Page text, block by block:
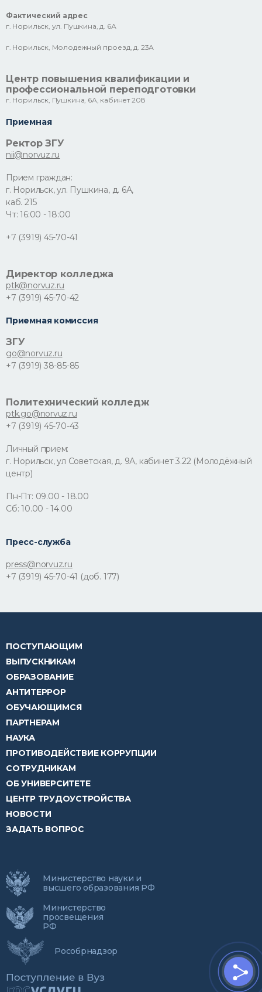
Фактический адрес
г. Норильск, ул. Пушкина, д. 6А
г. Норильск, Молодежный проезд, д. 23А
Центр повышения квалификации и
профессиональной переподготовки
г. Норильск, Пушкина, 6А, кабинет 208
Приемная
Ректор ЗГУ
nii@norvuz.ru
Прием граждан:
г. Норильск, ул. Пушкина, д. 6А,
каб. 215
Чт: 16:00 - 18:00
+7 (3919) 45-70-41
Директор колледжа
ptk@norvuz.ru
+7 (3919) 45-70-42
Приемная комиссия
ЗГУ
go@norvuz.ru
+7 (3919) 38-85-85
Политехнический колледж
ptk.go@norvuz.ru
+7 (3919) 45-70-43
Личный прием:
г. Норильск, ул Советская, д. 9А, кабинет 3.22 (Молодёжный
центр)
Пн-Пт: 09.00 - 18.00
Сб: 10.00 - 14.00
Пресс-служба
press@norvuz.ru
+7 (3919) 45-70-41 (доб. 177)
ПОСТУПАЮЩИМ
ВЫПУСКНИКАМ
ОБРАЗОВАНИЕ
АНТИТЕРРОР
ОБУЧАЮЩИМСЯ
ПАРТНЕРАМ
НАУКА
ПРОТИВОДЕЙСТВИЕ КОРРУПЦИИ
СОТРУДНИКАМ
ОБ УНИВЕРСИТЕТЕ
ЦЕНТР ТРУДОУСТРОЙСТВА
НОВОСТИ
ЗАДАТЬ ВОПРОС
Министерство науки и
высшего образования РФ
Министерство
просвещения
РФ
Рособрнадзор